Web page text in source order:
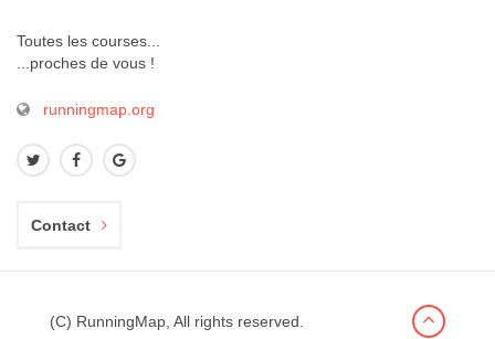
Toutes les courses...
...proches de vous !
runningmap.org
Contact
(C) RunningMap, All rights reserved.